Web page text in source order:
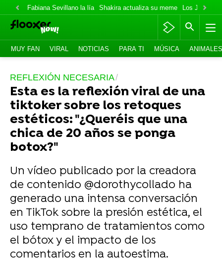
Fabiana Sevillano la lía Shakira actualiza su meme Los Jonas
MUY FAN VIRAL NOTICIAS PARA TI MÚSICA ANIMALES
REFLEXIÓN NECESARIA
Esta es la reflexión viral de una
tiktoker sobre los retoques
estéticos: "¿Queréis que una
chica de 20 años se ponga
botox?"
Un vídeo publicado por la creadora
de contenido @dorothycollado ha
generado una intensa conversación
en TikTok sobre la presión estética, el
uso temprano de tratamientos como
el bótox y el impacto de los
comentarios en la autoestima.